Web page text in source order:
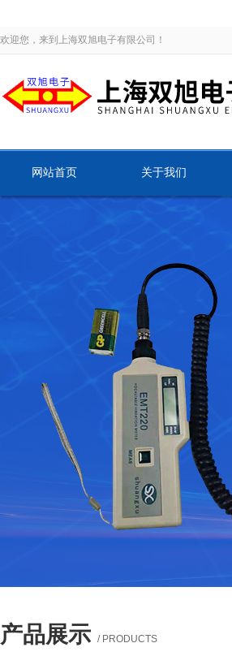
欢迎您，来到上海双旭电子有限公司！
网站首页 关于我们
产品展示 / PRODUCTS